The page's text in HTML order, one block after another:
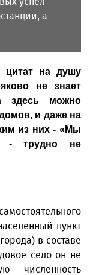
а
цитат на душу
не знает
здесь можно
и даже на
из них - «Мы
- трудно не
пункт
в составе
село он не
численность